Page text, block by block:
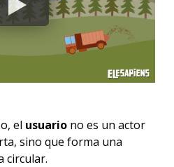
el usuariono es un actor
sino que forma una
circular.